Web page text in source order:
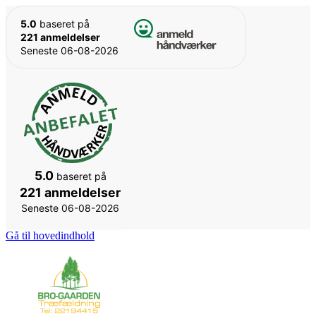
5.0 baseret på
221 anmeldelser
Seneste 06-08-2026
5.0baseret på
221 anmeldelser
Seneste 06-08-2026
Gå til hovedindhold